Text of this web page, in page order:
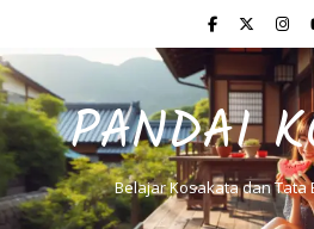
PANDAI
Belajar Kosakata dan Tata